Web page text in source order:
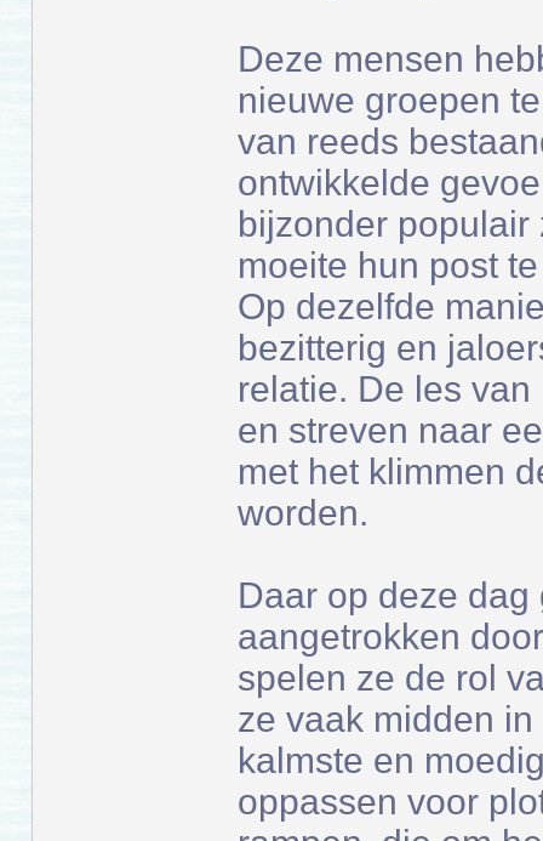
Deze mensen
nieuwe groepen
van reeds
ontwikkelde
bijzonder
moeite hun post
Op dezelfde
bezitterig en
relatie. De les
en streven naar
met het klimmen
worden.
Daar op deze
aangetrokken
spelen ze de rol
ze vaak midden
kalmste en
oppassen voor